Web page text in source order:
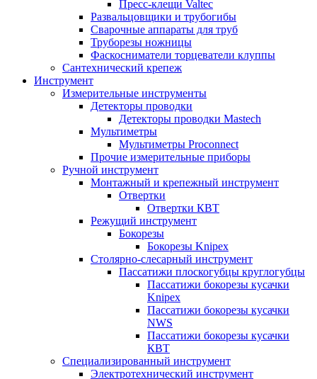
Пресс-клещи Valtec
Развальцовщики и трубогибы
Сварочные аппараты для труб
Труборезы ножницы
Фаскосниматели торцеватели клуппы
Сантехнический крепеж
Инструмент
Измерительные инструменты
Детекторы проводки
Детекторы проводки Mastech
Мультиметры
Мультиметры Proconnect
Прочие измерительные приборы
Ручной инструмент
Монтажный и крепежный инструмент
Отвертки
Отвертки КВТ
Режущий инструмент
Бокорезы
Бокорезы Knipex
Столярно-слесарный инструмент
Пассатижи плоскогубцы круглогубцы
Пассатижи бокорезы кусачки
Knipex
Пассатижи бокорезы кусачки
NWS
Пассатижи бокорезы кусачки
КВТ
Специализированный инструмент
Электротехнический инструмент